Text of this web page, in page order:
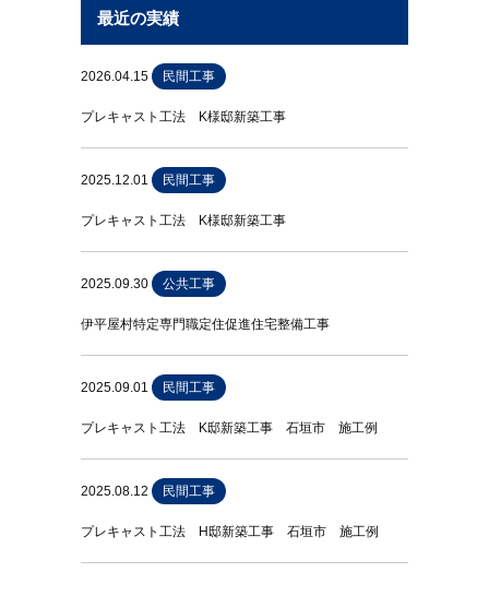
最近の実績
2026.04.15 民間工事
プレキャスト工法 K様邸新築工事
2025.12.01 民間工事
プレキャスト工法 K様邸新築工事
2025.09.30 公共工事
伊平屋村特定専門職定住促進住宅整備工事
2025.09.01 民間工事
プレキャスト工法 K邸新築工事 石垣市 施工例
2025.08.12 民間工事
プレキャスト工法 H邸新築工事 石垣市 施工例